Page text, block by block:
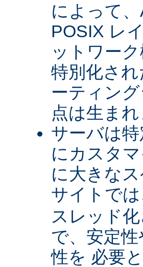
によって
POSIX レ
ットワー
特別化さ
ーティン
点は生まれ
サーバは
にカスタ
に大きな
サイトでは
スレッド
で、安定
性を 必要